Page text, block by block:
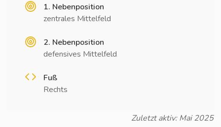
1. Nebenposition
zentrales Mittelfeld
2. Nebenposition
defensives Mittelfeld
Fuß
Rechts
Zuletzt aktiv: Mai 2025